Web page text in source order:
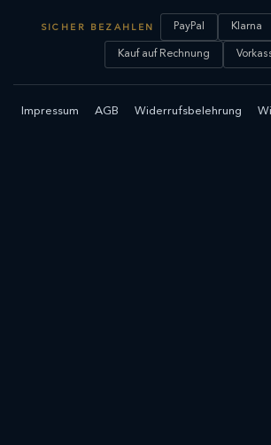
SICHER BEZAHLEN PayPal Klarna
Kauf auf Rechnung
Impressum AGB Widerrufsbelehrung